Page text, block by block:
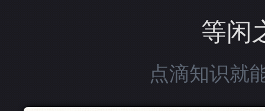
等闲
点滴知识就